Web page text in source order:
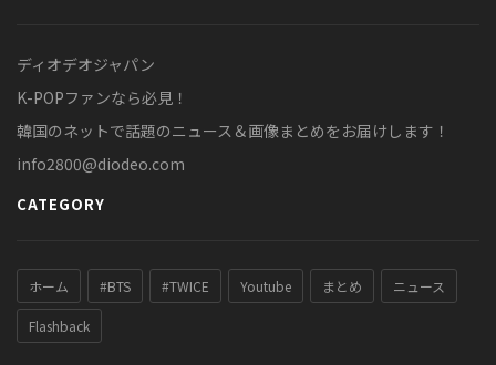
ディオデオジャパン
K-POPファンなら必見！
韓国のネットで話題のニュース＆画像まとめをお届けします！
info2800@diodeo.com
CATEGORY
ホーム #BTS #TWICE Youtube まとめ ニュース
Flashback